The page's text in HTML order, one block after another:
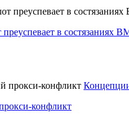
в состязаниях
конфликт